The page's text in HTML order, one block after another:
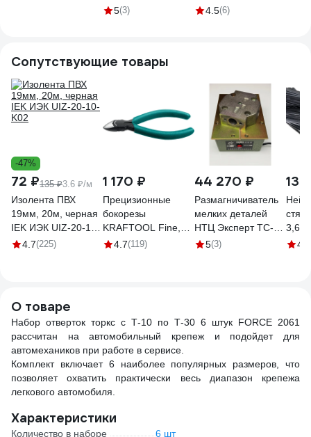
Промлайн 6
5(3)
и шлицевые, ручка
4.5(6)
Сопутствующие товары
-47%
72 ₽135 ₽3.6 ₽/м
Изолента ПВХ
19мм, 20м, черная
IEK ИЭК UIZ-20-10-
K024.7(225)
1 170 ₽
Прецизионные
бокорезы
KRAFTOOL Fine,
чистый рез 115 мм
4.7(119)
44 270 ₽
Размагничиватель
мелких деталей
НТЦ Эксперт TC-2
ntc-000200
5(3)
100
4.2
О товаре
Набор отверток торкс с Т-10 по Т-30 6 штук FORCE 2061
рассчитан на автомобильный крепеж и подойдет для
автомехаников при работе в сервисе.
Комплект включает 6 наиболее популярных размеров, что
позволяет охватить практически весь диапазон крепежа
легкового автомобиля.
Характеристики
Количество в наборе
6 шт